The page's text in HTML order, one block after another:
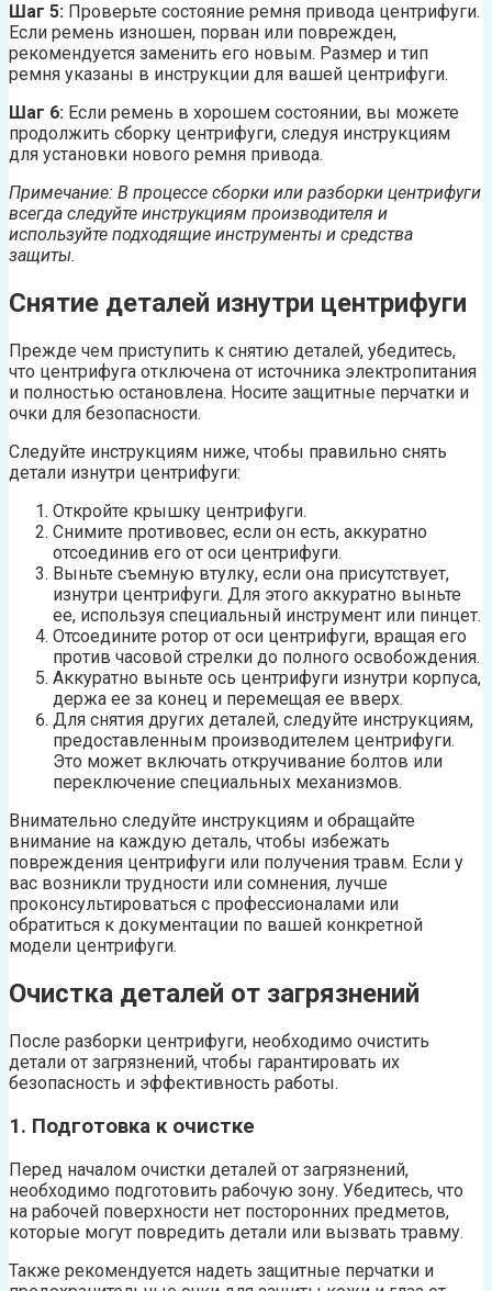
Шаг 5: Проверьте состояние ремня привода центрифуги.
Если ремень изношен, порван или поврежден,
рекомендуется заменить его новым. Размер и тип
ремня указаны в инструкции для вашей центрифуги.
Шаг 6: Если ремень в хорошем состоянии, вы можете
продолжить сборку центрифуги, следуя инструкциям
для установки нового ремня привода.
Примечание: В процессе сборки или разборки центрифуги
всегда следуйте инструкциям производителя и
используйте подходящие инструменты и средства
защиты.
Снятие деталей изнутри центрифуги
Прежде чем приступить к снятию деталей, убедитесь,
что центрифуга отключена от источника электропитания
и полностью остановлена. Носите защитные перчатки и
очки для безопасности.
Следуйте инструкциям ниже, чтобы правильно снять
детали изнутри центрифуги:
Откройте крышку центрифуги.
Снимите противовес, если он есть, аккуратно
отсоединив его от оси центрифуги.
Выньте съемную втулку, если она присутствует,
изнутри центрифуги. Для этого аккуратно выньте
ее, используя специальный инструмент или пинцет.
Отсоедините ротор от оси центрифуги, вращая его
против часовой стрелки до полного освобождения.
Аккуратно выньте ось центрифуги изнутри корпуса,
держа ее за конец и перемещая ее вверх.
Для снятия других деталей, следуйте инструкциям,
предоставленным производителем центрифуги.
Это может включать откручивание болтов или
переключение специальных механизмов.
Внимательно следуйте инструкциям и обращайте
внимание на каждую деталь, чтобы избежать
повреждения центрифуги или получения травм. Если у
вас возникли трудности или сомнения, лучше
проконсультироваться с профессионалами или
обратиться к документации по вашей конкретной
модели центрифуги.
Очистка деталей от загрязнений
После разборки центрифуги, необходимо очистить
детали от загрязнений, чтобы гарантировать их
безопасность и эффективность работы.
1. Подготовка к очистке
Перед началом очистки деталей от загрязнений,
необходимо подготовить рабочую зону. Убедитесь, что
на рабочей поверхности нет посторонних предметов,
которые могут повредить детали или вызвать травму.
Также рекомендуется надеть защитные перчатки и